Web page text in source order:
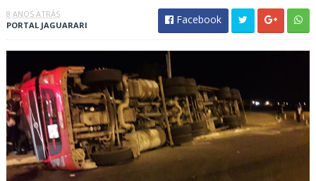
8 ANOS ATRÁS
PORTAL JAGUARARI
Facebook